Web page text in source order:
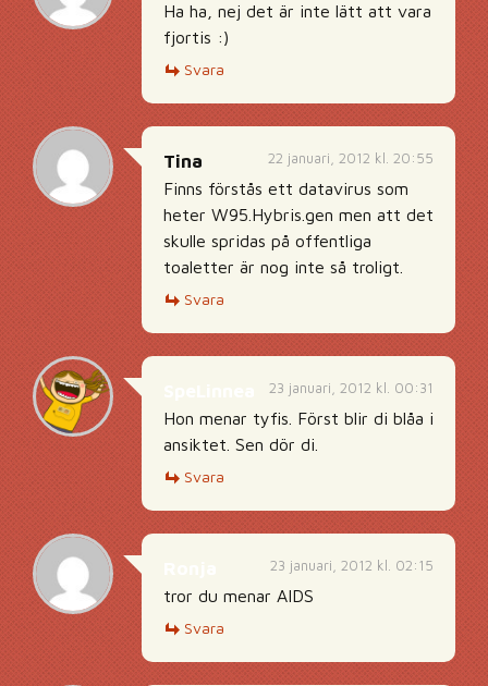
Ha ha, nej det är inte lätt att vara
fjortis :)
Svara
22 januari, 2012 kl. 20:55
Tina
Finns förstås ett datavirus som
heter W95.Hybris.gen men att det
skulle spridas på offentliga
toaletter är nog inte så troligt.
Svara
23 januari, 2012 kl. 00:31
Hon menar tyfis. Först blir di blåa i
ansiktet. Sen dör di.
Svara
23 januari, 2012 kl. 02:15
tror du menar AIDS
Svara